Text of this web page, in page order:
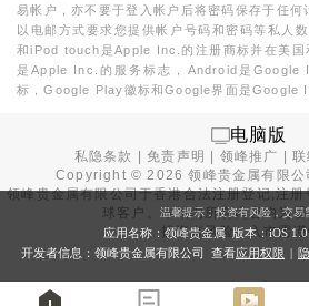
易帐户，亦不要于登入帐户后将密码保存于任何
以电邮方式要求您提供帐户号码和密码等私人
和iPod touch是Apple Inc.的注册商标并在美
是Apple Inc.的服务标志，Android是Google
标，Google Play徽标和Google界面是Google
电脑版
私隐条款 |免责声明 领峰推广 |联
Copyright ©2026 领峰贵金属有限
领峰贵金属有限公司于香港合法注册登记,注册
球客户。本站内所有内容均为香
投资有风险，入市需
温馨提示：投资有风险，交易
应用名称：领峰贵金属 版本：iOS
开发者信息：领峰贵金属有限公司 查看应用权限 |